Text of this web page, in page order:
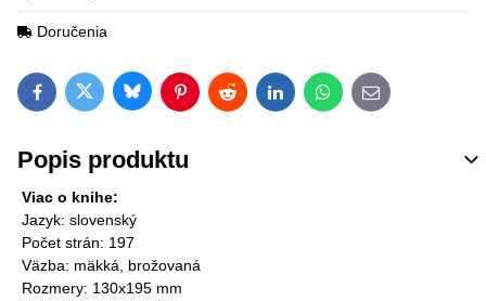
Doručenia
FacebookTwitterBlueskyPinterestRedditLinkedInWhatsApp
E-mail
Popis produktu
Viac o knihe:
Jazyk: slovenský
Počet strán: 197
Väzba: mäkká, brožovaná
Rozmery: 130x195 mm